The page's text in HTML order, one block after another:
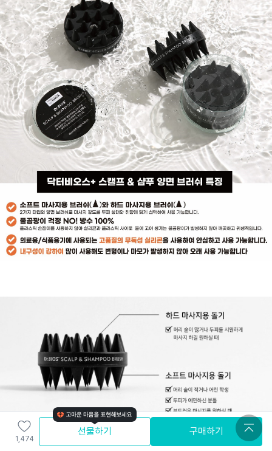
탁월한각질 및 노폐물 제거효과
1,474
선물하기 구매하기